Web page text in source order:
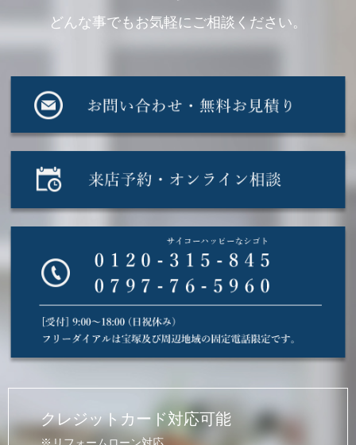
どんな事でもお気軽にご相談ください。
クレジットカード対応可能